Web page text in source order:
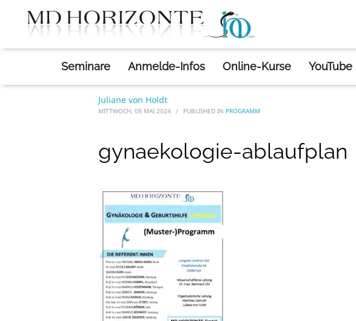
Seminare Anmelde-Infos Online-Kurse YouTube
HOME Programm»gynaekologie-ablaufplan
GYNAEKOLOGIE-ABLAUFPLAN
Juliane von Holdt
MITTWOCH, 08 MAI 2024 / PUBLISHED IN PROGRAMM
gynaekologie-ablaufplan